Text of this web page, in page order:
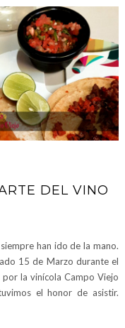
DEL VINO
han ido de la mano.
15 de Marzo durante el
por la vinícola Campo Viejo
el honor de asistir.